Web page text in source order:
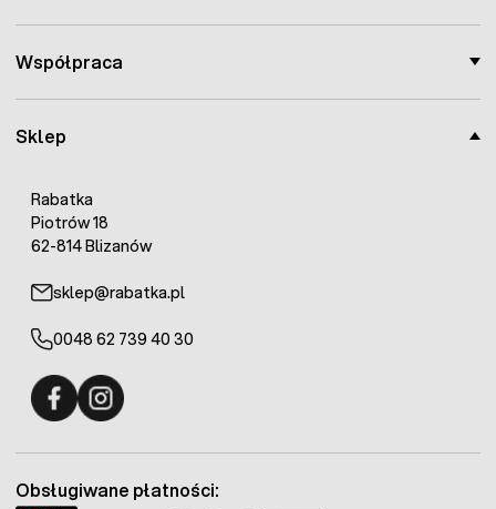
grubość drutów pionowych: 5
Wielkość oczka: 5,5x20cm (nie
Oferta ważna tylko dla ogrodzeń powyżej 50 metrów
bieżących.
Oferta nie dotyczy
dodatkowo płatną opcję.
Sklep
Rabatka
Piotrów 18
62-814 Blizanów
sklep@rabatka.pl
0048 62 739 40 30
Współpraca
Obsługiwane płatności: